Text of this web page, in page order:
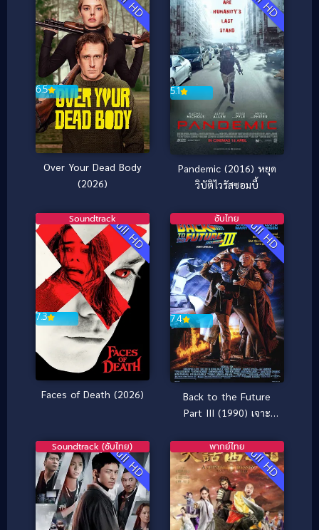
6.5
Over Your Dead Body
(2026)
5.1
Pandemic (2016) หยุด
วิบัติไวรัสซอมบี้
Full HD
7.3
Soundtrack
Faces of Death (2026)
Full HD
7.4
ซับไทย
Back to the Future
Part III (1990) เจาะ
Full HD
Soundtrack (ซับไทย) Full HD
พากย์ไทย